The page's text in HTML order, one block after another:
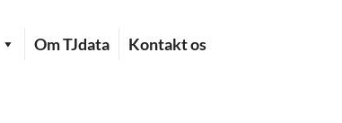
Om TJdata Kontakt os